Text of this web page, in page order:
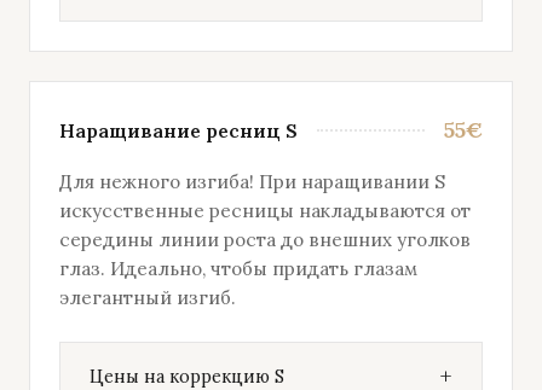
Наращивание ресниц S 55€
Для нежного изгиба! При наращивании S
искусственные ресницы накладываются от
середины линии роста до внешних уголков
глаз. Идеально, чтобы придать глазам
элегантный изгиб.
Цены на коррекцию S